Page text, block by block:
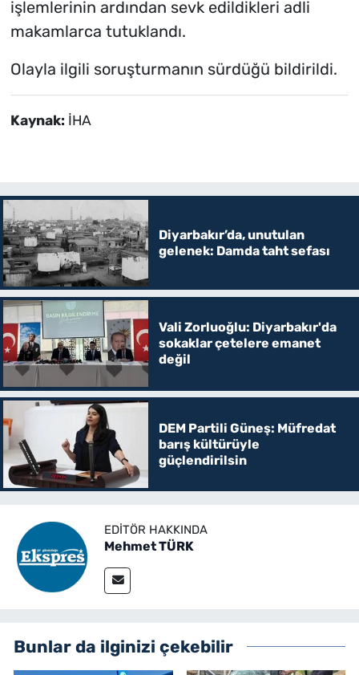
işlemlerinin ardından sevk edildikleri adli
makamlarca tutuklandı.
Olayla ilgili soruşturmanın sürdüğü bildirildi.
Kaynak: İHA
Diyarbakır’da, unutulan
gelenek: Damda taht sefası
Vali Zorluoğlu: Diyarbakır'da
sokaklar çetelere emanet
değil
DEM Partili Güneş: Müfredat
barış kültürüyle
güçlendirilsin
EDITÖR HAKKINDA
Mehmet TÜRK
Bunlar da ilginizi çekebilir